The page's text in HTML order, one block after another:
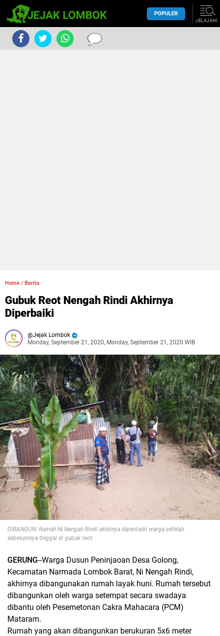
POPULER
JELAJAHI
Home / Berita
Gubuk Reot Nengah Rindi Akhirnya
Diperbaiki
Jejak Lombok
Monday, September 21, 2020, Monday, September 21, 2020 WIB
DIBANGUN: Rumah Ni Nengah Rindi akhirnya diperbaiki warga setelah
sebelumnya tinggal di gubuk reot.
GERUNG--Warga Dusun Peninjaoan Desa Golong,
Kecamatan Narmada Lombok Barat, Ni Nengah Rindi,
akhirnya dibangunakan rumah layak huni. Rumah tersebut
dibangunkan oleh warga setempat secara swadaya
dibantu oleh Pesemetonan Cakra Mahacara (PCM)
Mataram.
Rumah yang akan dibangunkan berukuran 5x6 meter